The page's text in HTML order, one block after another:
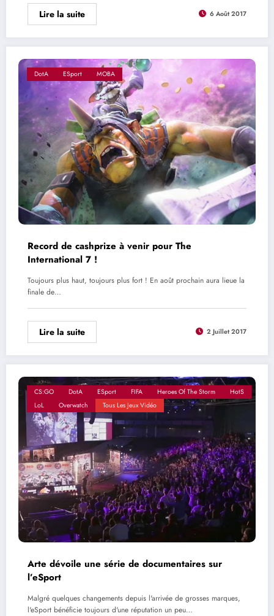
Lire la suite 6 Août 2017
DotA ESport MOBA
Record de cashprize à venir pour The
International 7 !
Toujours plus haut, toujours plus fort ! En août prochain aura lieue la
finale de…
Lire la suite 2 Juillet 2017
CS:GO DotA ESport FIFA Heroes Of The Storm
HotS
LoL
Overwatch Tous Les Jeux Vidéo
Arte dévoile une série de documentaires sur
l’eSport
Malgré quelques changements depuis l'arrivée de grosses marques,
l'eSport bénéficie toujours d'une réputation un peu…